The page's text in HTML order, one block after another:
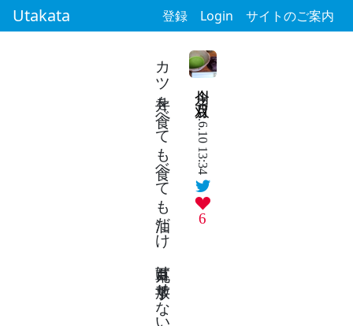
Utakata 登録 Login サイトのご案内
2024.6.10 13:34
6
カツ丼を食べても食べても油だけ 百草丸は手放せない